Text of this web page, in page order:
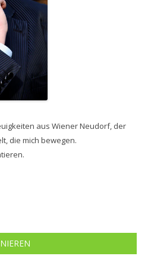
aus Wiener Neudorf, der
die mich bewegen.